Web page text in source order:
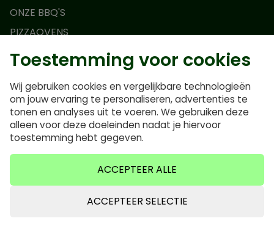
ONZE BBQ'S
PIZZAOVENS
HOUTSKOOL & ROOKHOUT
ACCESSOIRES
BUITENKEUKENS & TAFELS
MERKEN
Algemene voorwaarden
Toestemming voor cookies
Wij gebruiken cookies en vergelijkbare technologieën
om jouw ervaring te personaliseren, advertenties te
tonen en analyses uit te voeren. We gebruiken deze
alleen voor deze doeleinden nadat je hiervoor
toestemming hebt gegeven.
ACCEPTEER ALLE
ACCEPTEER SELECTIE